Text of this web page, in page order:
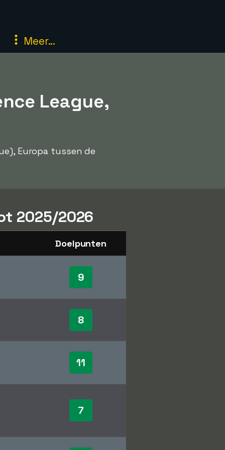
Meer...
League,
Europa tussen de
2025/2026
Doelpunten
9
8
11
7